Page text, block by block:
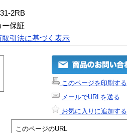
2RB
ー保証
取引法に基づく表示
このページを印刷する
メールでURLを送る
お気に入りに追加する
このページのURL